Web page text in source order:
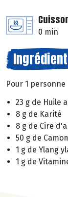
0 min
Pour 1 personne
23 g de Huile
8 g de Karité
8 g de Cire
50 g de
1 g de Ylang
1 g de